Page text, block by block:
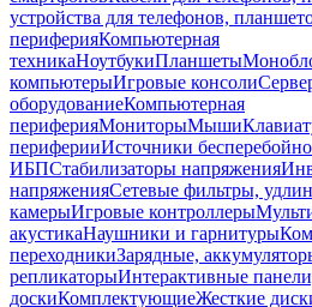
устройства для телефонов,
периферияКомпьютерная
техникаНоутбукиПланшеты
компьютерыИгровые консоли
оборудованиеКомпьютерная
периферияМониторыМыши
периферииИсточники
ИБПСтабилизаторы напряжения
напряженияСетевые фильтры,
камерыИгровые контроллеры
акустикаНаушники и гарнитуры
переходникиЗарядные,
репликаторыИнтерактивные
доскиКомплектующиеЖесткие